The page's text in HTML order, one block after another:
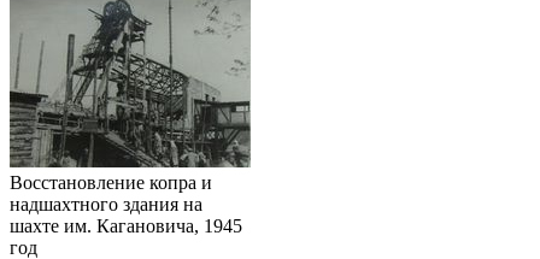
Восстановление копра и
надшахтного здания на
шахте им. Кагановича, 1945
год